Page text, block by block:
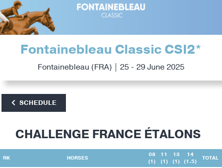
Fontainebleau Classic CSI2*
Fontainebleau (FRA) | 25 - 29 June 2025
SCHEDULE
CHALLENGE FRANCE ÉTALONS
RK HORSES
08
(1)
11
(1)
13
(1)
14
(1.5)
TOTAL